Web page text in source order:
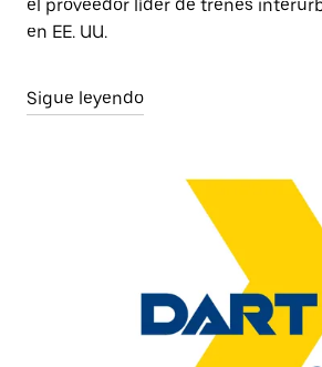
el proveedor líder de trenes
en EE. UU.
Sigue leyendo